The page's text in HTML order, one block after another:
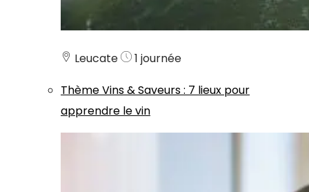
Leucate
1 journée
ThèmeVins & Saveurs: 7 lieux pour
apprendre le vin